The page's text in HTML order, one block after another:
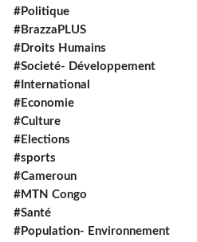
#Politique
#BrazzaPLUS
#Droits Humains
#Societé- Développement
#International
#Economie
#Culture
#Elections
#sports
#Cameroun
#MTN Congo
#Santé
#Population- Environnement